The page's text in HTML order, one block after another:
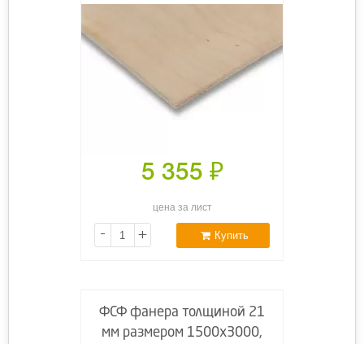
5 355 ₽
цена за лист
- + Купить
ФСФ фанера толщиной 21
мм размером 1500х3000,